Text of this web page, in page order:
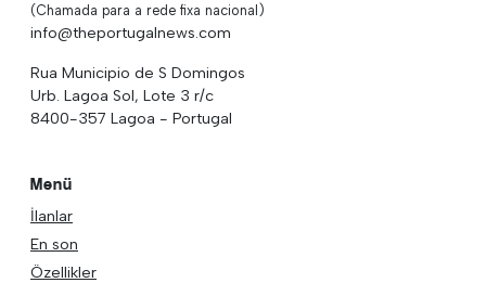
(Chamada para a rede fixa nacional)
info@theportugalnews.com
Rua Municipio de S Domingos
Urb. Lagoa Sol, Lote 3 r/c
8400-357 Lagoa - Portugal
Menü
İlanlar
En son
Özellikler